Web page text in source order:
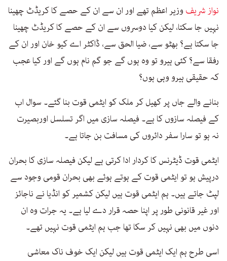
نواز شریف وزیر اعظم تھے اور ان سے ان کے حصے کا کریڈٹ چھینا
نہیں جا سکتا، لیکن کیا دوسروں سے ان کے حصے کا کریڈٹ چھینا
جا سکتا ہے؟ بھٹو سے، ضیا الحق سے، ڈاکٹر اے کیو خان اور ان کے
رفقا سے؟ کئی ہیرو تو وہ ہوں گے جو گم نام ہوں گے اور کیا عجب
کہ حقیقی ہیرو وہی ہوں؟
بنانے والے جاں پر کھیل کر ملک کو ایٹمی قوت بنا گئے۔ سوال اب
کے فیصلہ سازوں کا ہے۔ فیصلہ سازی میں اگر تسلسل اوربصیرت
نہ ہو تو سارا سفر دائروں کی مسافت بن جاتا ہے۔
ایٹمی قوت ڈیٹرنس کا کردار ادا کرتی ہے لیکن فیصلہ سازی کا بحران
درپیش ہو تو ایٹمی قوت کے ہوتے ہوئے بھی بحران قومی وجود سے
لپٹ جاتے ہیں۔ ہم ایٹمی قوت ہیں لیکن کشمیر کو انڈیا نے ناجائز
اور غیر قانونی طور پر اپنا حصہ قرار دے لیا ہے۔ یہ جرات وہ ان
دنوں میں بھی نہیں کر سکا تھا جب ہم ایٹمی قوت نہیں تھے۔
اسی طرح ہم ایک ایٹمی قوت ہیں لیکن ایک خوف ناک معاشی